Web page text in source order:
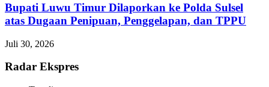
Bupati Luwu Timur Dilaporkan ke Polda Sulsel
atas Dugaan Penipuan, Penggelapan, dan TPPU
Juli 30, 2026
Radar Ekspres